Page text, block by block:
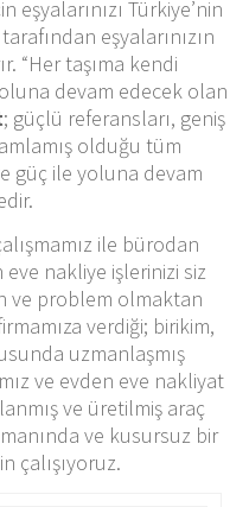
Türkiye’nin
eşyalarınızın
“Her taşıma kendi
devam edecek olan
; güçlü referansları, geniş
olduğu tüm
güç ile yoluna devam
ile bürodan
nakliye işlerinizi siz
ve problem olmaktan
verdiği; birikim,
uzmanlaşmış
ve evden eve nakliyat
ve üretilmiş araç
ve kusursuz bir
çalışıyoruz.